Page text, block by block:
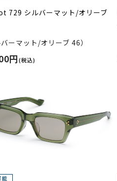
729 シルバーマット/オリーブ
バーマット/オリーブ 46）
円(税込)